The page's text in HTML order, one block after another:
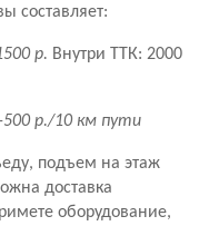
составляет:
р. Внутри ТТК: 2000
р./10 км пути
подъем на этаж
доставка
оборудование,